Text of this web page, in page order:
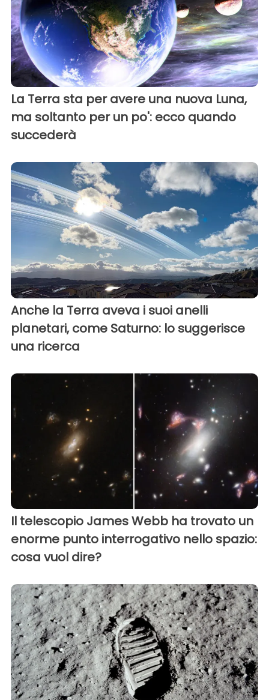
La Terra sta per avere una nuova Luna,
ma soltanto per un po': ecco quando
succederà
Anche la Terra aveva i suoi anelli
planetari, come Saturno: lo suggerisce
una ricerca
Il telescopio James Webb ha trovato un
enorme punto interrogativo nello spazio:
cosa vuol dire?